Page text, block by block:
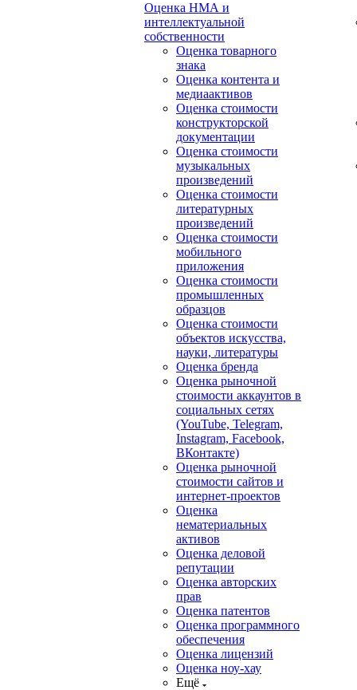
Оценка НМА и
интеллектуальной
собственности
Оценка товарного
знака
Оценка контента и
медиаактивов
Оценка стоимости
конструкторской
документации
Оценка стоимости
музыкальных
произведений
Оценка стоимости
литературных
произведений
Оценка стоимости
мобильного
приложения
Оценка стоимости
промышленных
образцов
Оценка стоимости
объектов искусства,
науки, литературы
Оценка бренда
Оценка рыночной
стоимости аккаунтов в
социальных сетях
(YouTube, Telegram,
Instagram, Facebook,
ВКонтакте)
Оценка рыночной
стоимости сайтов и
интернет-проектов
Оценка
нематериальных
активов
Оценка деловой
репутации
Оценка авторских
прав
Оценка патентов
Оценка программного
обеспечения
Оценка лицензий
Оценка ноу-хау
Ещё